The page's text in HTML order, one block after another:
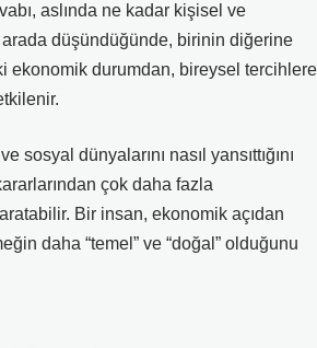
aslında ne kadar kişisel ve
düşündüğünde, birinin diğerine
ekonomik durumdan, bireysel
dünyalarını nasıl yansıttığını
çok daha fazla
Bir insan, ekonomik açıdan
daha “temel” ve “doğal” olduğunu